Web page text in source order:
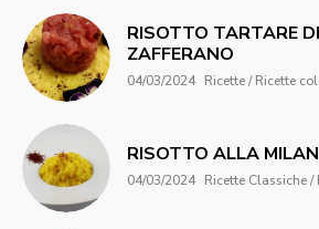
RISOTTO TARTARE
ZAFFERANO
04/03/2024 Ricette / Ricette
RISOTTO ALLA
04/03/2024 Ricette Classiche